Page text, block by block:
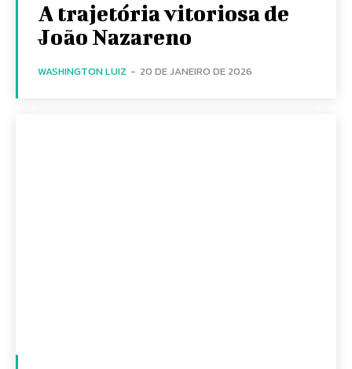
A trajetória vitoriosa de
João Nazareno
WASHINGTON LUIZ - 20 DE JANEIRO DE 2026